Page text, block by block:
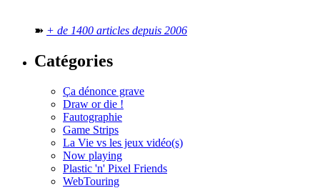
➽ + de 1400 articles depuis 2006
Catégories
Ça dénonce grave
Draw or die !
Fautographie
Game Strips
La Vie vs les jeux vidéo(s)
Now playing
Plastic 'n' Pixel Friends
WebTouring